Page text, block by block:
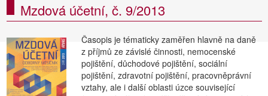
Mzdová účetní, č. 9/2013
Časopis je tématicky zaměřen hlavně na daně
z příjmů ze závislé činnosti, nemocenské
pojištění, důchodové pojištění, sociální
pojištění, zdravotní pojištění, pracovněprávní
vztahy, ale i další oblasti úzce související